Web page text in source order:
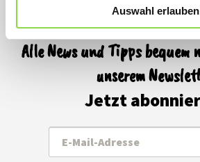
Auswahl erlauben
Alle News und Tipps bequem
unserem
Jetzt